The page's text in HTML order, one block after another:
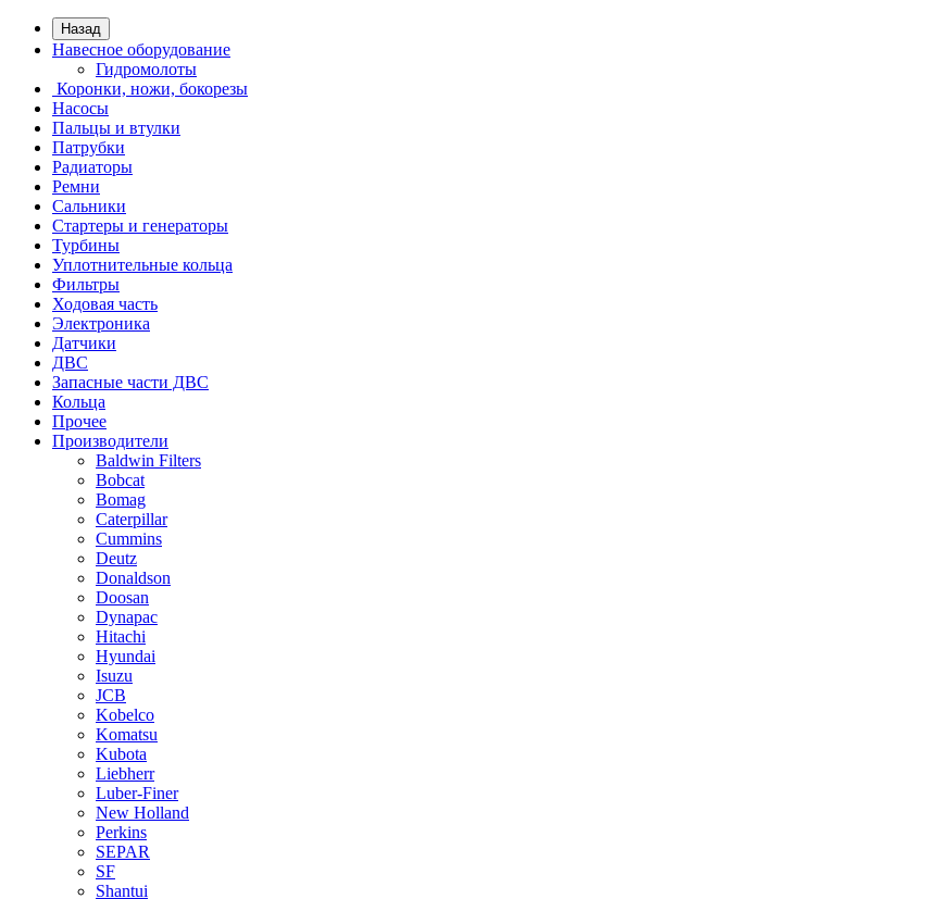
Назад
Навесное оборудование
Гидромолоты
Коронки, ножи, бокорезы
Насосы
Пальцы и втулки
Патрубки
Радиаторы
Ремни
Сальники
Стартеры и генераторы
Турбины
Уплотнительные кольца
Фильтры
Ходовая часть
Электроника
Датчики
ДВС
Запасные части ДВС
Кольца
Прочее
Производители
Baldwin Filters
Bobcat
Bomag
Caterpillar
Cummins
Deutz
Donaldson
Doosan
Dynapac
Hitachi
Hyundai
Isuzu
JCB
Kobelco
Komatsu
Kubota
Liebherr
Luber-Finer
New Holland
Perkins
SEPAR
SF
Shantui